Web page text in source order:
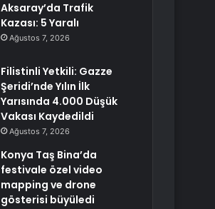
Aksaray’da Trafik
Kazası: 5 Yaralı
Ağustos 7, 2026
Filistinli Yetkili: Gazze
Şeridi’nde Yılın İlk
Yarısında 4.000 Düşük
Vakası Kaydedildi
Ağustos 7, 2026
Konya Taş Bina’da
festivale özel video
mapping ve drone
gösterisi büyüledi